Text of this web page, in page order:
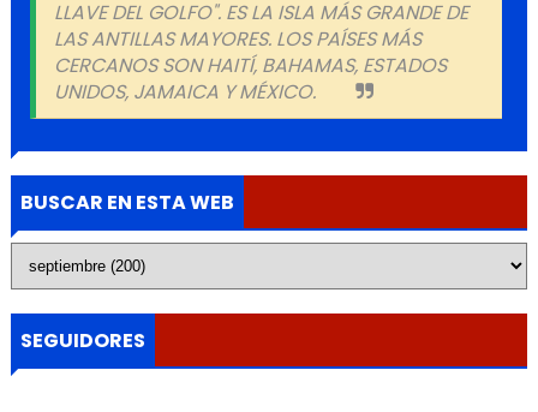
LLAVE DEL GOLFO". ES LA ISLA MÁS GRANDE DE
LAS ANTILLAS MAYORES. LOS PAÍSES MÁS
CERCANOS SON HAITÍ, BAHAMAS, ESTADOS
UNIDOS, JAMAICA Y MÉXICO.
BUSCAR EN ESTA WEB
SEGUIDORES